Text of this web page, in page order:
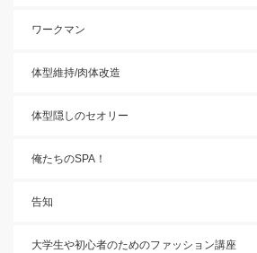
ワークマン
体型維持/肉体改造
体型隠しのセオリー
俺たちのSPA！
告知
大学生や初心者のためのファッション講座